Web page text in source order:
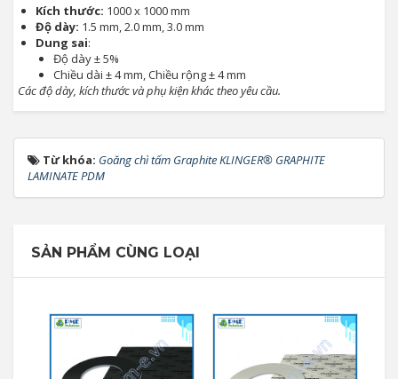
Kích thước: 1000 x 1000 mm
Độ dày: 1.5 mm, 2.0 mm, 3.0 mm
Dung sai:
Độ dày ± 5%
Chiều dài ± 4 mm, Chiều rộng ± 4 mm
Các độ dày, kích thước và phụ kiện khác theo yêu cầu.
Từ khóa: Goăng chì tấm Graphite KLINGER® GRAPHITE
LAMINATE PDM
SẢN PHẨM CÙNG LOẠI